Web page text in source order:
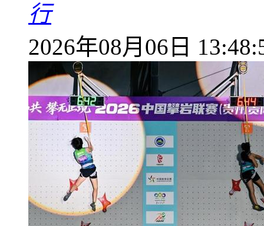
行
2026年08月06日